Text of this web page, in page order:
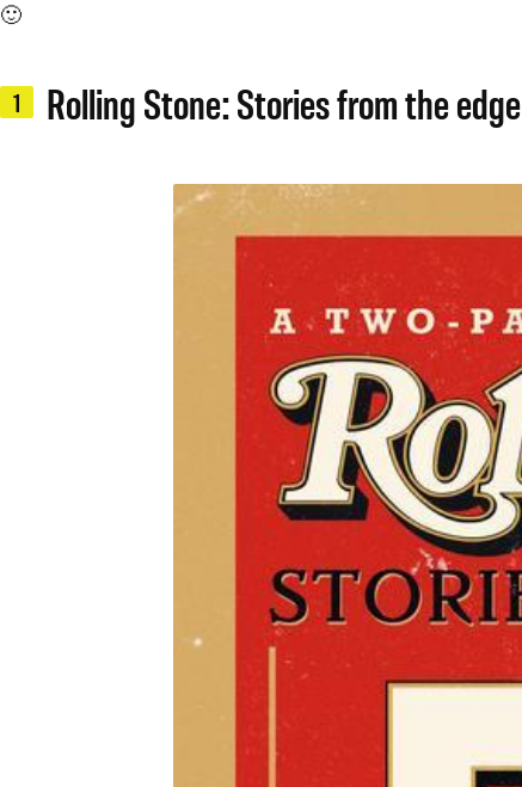
🙂
1 Rolling Stone: Stories from the edge